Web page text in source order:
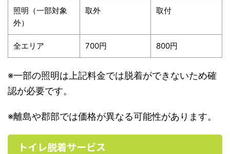
照明（一部対象
外）
取外 取付
全エリア 700円 800円
※一部の照明は上記料金では脱着ができないため確
認が必要です。
※離島や郡部では価格が異なる可能性があります。
トイレ脱着サービス